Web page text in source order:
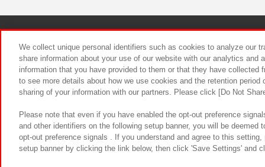
食品のご
We collect unique personal identifiers such as cookies to analyze our
share information about your use of our website with our analytics and
information that you have provided to them or that they have
to see more details about how we use cookies and the retention
sharing of your information with our partners. Please click [Do Not
Please note that even if you have enabled the opt-out preference
and other identifiers on the following setup banner, you will be
opt-out preference signals . If you understand and agree to this
setup banner by clicking the link below, then click 'Save Settings' and